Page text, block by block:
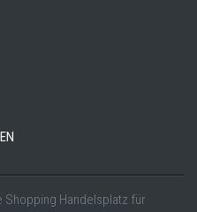
Shopping Handelsplatz für